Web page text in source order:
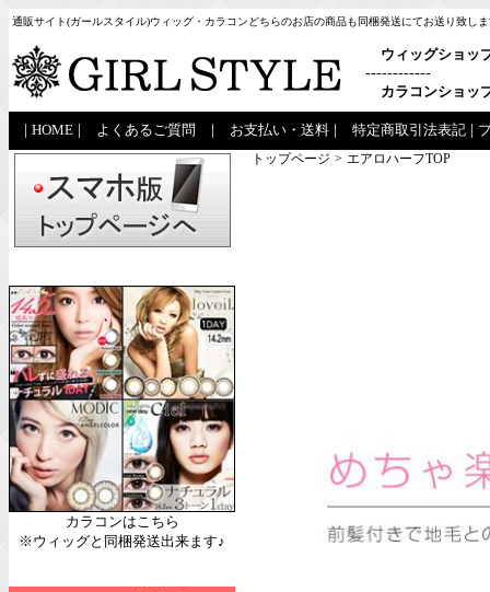
通販サイト(ガールスタイル)ウィッグ・カラコンどちらのお店の商品も同梱発送にてお送り致し
ウィッグショッ
------------
カラコンショッ
HOME よくあるご質問 お支払い・送料 特定商取引法表記
カラコンはこちら
※ウィッグと同梱発送出来ます♪
トップページ > エアロハーフTOP